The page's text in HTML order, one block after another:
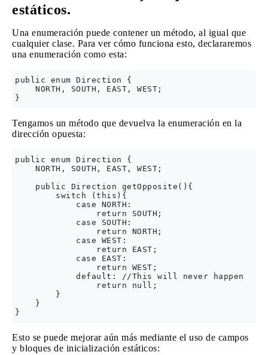
estáticos.
Una enumeración puede contener un método, al igual que
cualquier clase. Para ver cómo funciona esto, declararemos
una enumeración como esta:
public enum Direction {
    NORTH, SOUTH, EAST, WEST;
Tengamos un método que devuelva la enumeración en la
dirección opuesta:
public enum Direction {
    NORTH, SOUTH, EAST, WEST;
    public Direction getOpposite(){
        switch (this){
            case NORTH:
                return SOUTH;
            case SOUTH:
                return NORTH;
            case WEST:
                return EAST;
            case EAST:
                return WEST;
            default: //This will never happen
                return null;
        }
    }
Esto se puede mejorar aún más mediante el uso de campos
y bloques de inicialización estáticos: